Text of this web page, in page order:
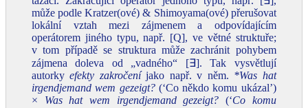
může podle Kratzer(ové) & Shimoyama(ové) přerušovat
lokální vztah mezi zájmenem a odpovídajícím
operátorem jiného typu, např. [Q], ve větné struktuře;
v tom případě se struktura může zachránit pohybem
zájmena doleva od „vadného“ [∃]. Tak vysvětlují
autorkyefekty zakročeníjako např. v něm. *Was hat
irgendjemand wem gezeigt?(‘Co někdo komu ukázal’)
× Was hat wem irgendjemand gezeigt? (‘Co komu